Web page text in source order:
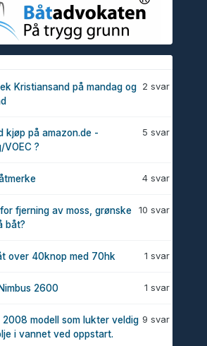
2 svar
Kristiansand på mandag og
5 svar
kjøp på amazon.de -
?
4 svar
10 svar
fjerning av moss, grønske
båt?
1 svar
over 40knop med 70hk
1 svar
2600
9 svar
2008 modell som lukter veldig
i vannet ved oppstart.